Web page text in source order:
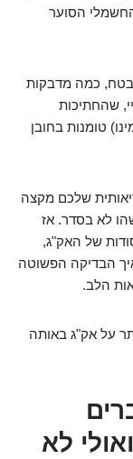
הסוער
כמה מדבקות
שהחתיכות
טומנות בחובן
שלכם מקצה
לא בסדר. אז
של האק"ג,
הבדיקה הפשוטה
הלב.
על אק"ג באותה
ללב: 5 דברים
לא